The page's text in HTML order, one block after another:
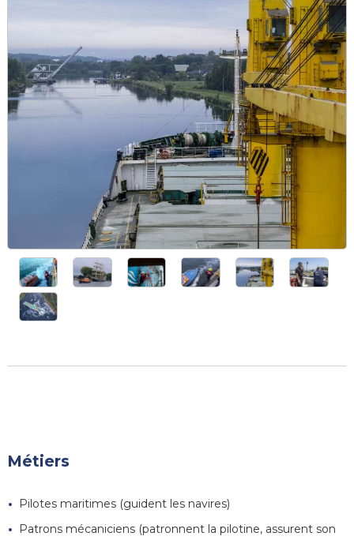
Métiers
Pilotes maritimes (guident les navires)
Patrons mécaniciens (patronnent la pilotine, assurent son